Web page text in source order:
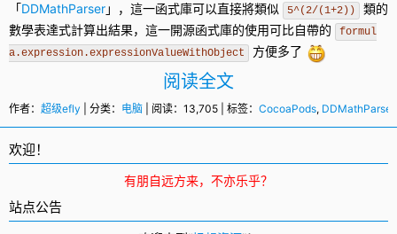
「DDMathParser」，這一函式庫可以直接將類似 5^(2/(1+2))
類的
數學表達式計算出結果，這一開源函式庫的使用可比自帶的
formul
a.expression.expressionValueWithObject
方便多了
阅读全文
作者： 超级efly | 分类： 电脑 | 阅读：13,705 | 标签： CocoaPods, DDMathParser
欢迎！
有朋自远方来，不亦乐乎？
站点公告